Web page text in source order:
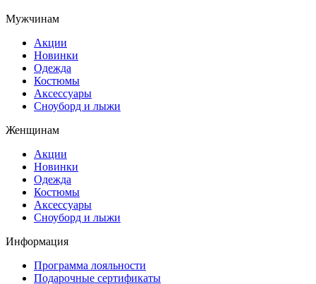
Мужчинам
Акции
Новинки
Одежда
Костюмы
Аксессуары
Сноуборд и лыжи
Женщинам
Акции
Новинки
Одежда
Костюмы
Аксессуары
Сноуборд и лыжи
Информация
Программа лояльности
Подарочные сертификаты